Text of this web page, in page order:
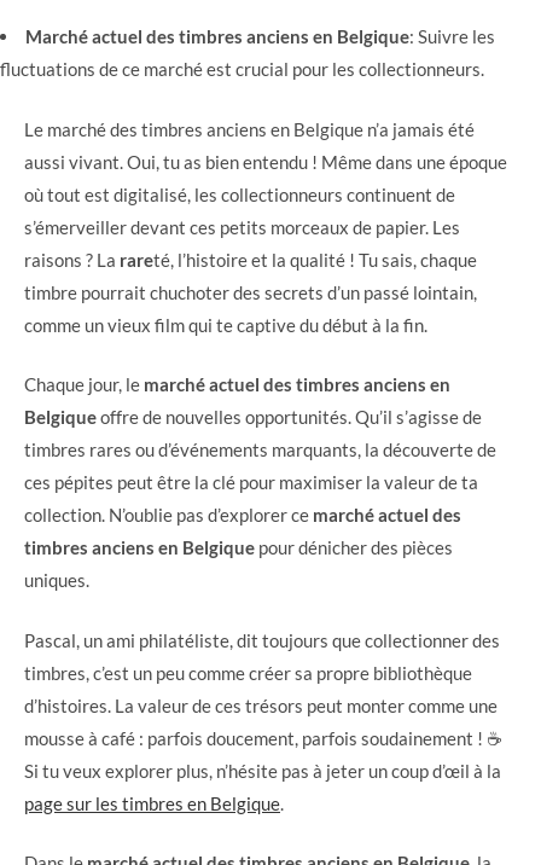
Marché actuel des timbres anciens en Belgique: Suivre les
fluctuations de ce marché est crucial pour les collectionneurs.
Le marché des timbres anciens en Belgique n’a jamais été
aussi vivant. Oui, tu as bien entendu ! Même dans une époque
où tout est digitalisé, les collectionneurs continuent de
s’émerveiller devant ces petits morceaux de papier. Les
raisons ? La rareté, l’histoire et la qualité ! Tu sais, chaque
timbre pourrait chuchoter des secrets d’un passé lointain,
comme un vieux film qui te captive du début à la fin.
Chaque jour, le marché actuel des timbres anciens en
Belgiqueoffre de nouvelles opportunités. Qu’il s’agisse de
timbres rares ou d’événements marquants, la découverte de
ces pépites peut être la clé pour maximiser la valeur de ta
collection. N’oublie pas d’explorer ce marché actuel des
timbres anciens en Belgique pour dénicher des pièces
uniques.
Pascal, un ami philatéliste, dit toujours que collectionner des
timbres, c’est un peu comme créer sa propre bibliothèque
d’histoires. La valeur de ces trésors peut monter comme une
mousse à café : parfois doucement, parfois soudainement ! ☕
Si tu veux explorer plus, n’hésite pas à jeter un coup d’œil à la
page sur les timbres en Belgique.